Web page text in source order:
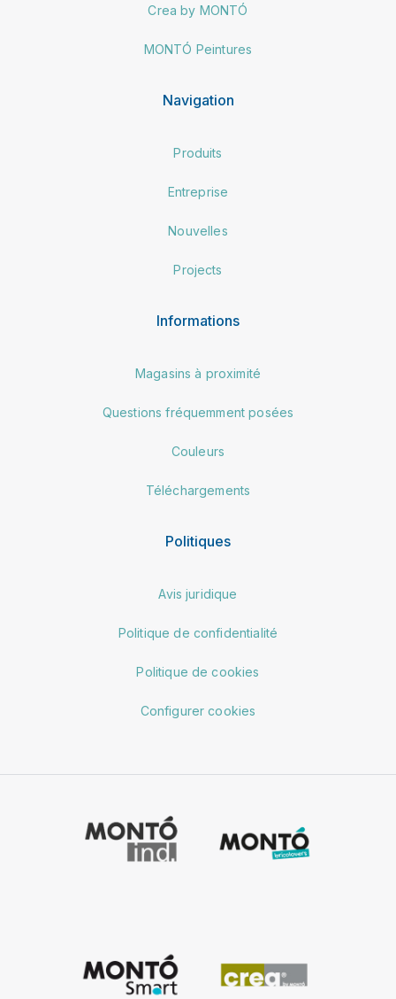
Crea by MONTÓ
MONTÓ Peintures
Navigation
Produits
Entreprise
Nouvelles
Projects
Informations
Magasins à proximité
Questions fréquemment posées
Couleurs
Téléchargements
Politiques
Avis juridique
Politique de confidentialité
Politique de cookies
Configurer cookies